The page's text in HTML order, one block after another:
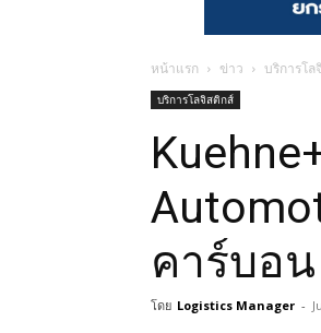
หน้าแรก ข่าว บริการโล
บริการโลจิสติกส์
คาร์บอน
โดย Logistics Manager -